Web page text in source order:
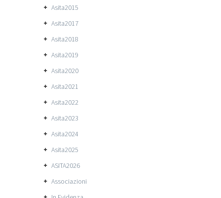
Asita2015
Asita2017
Asita2018
Asita2019
Asita2020
Asita2021
Asita2022
Asita2023
Asita2024
Asita2025
ASITA2026
Associazioni